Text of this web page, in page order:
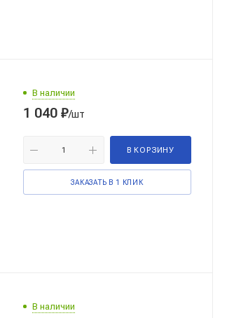
В наличии
1 040 ₽/шт
В КОРЗИНУ
ЗАКАЗАТЬ В 1 КЛИК
В наличии